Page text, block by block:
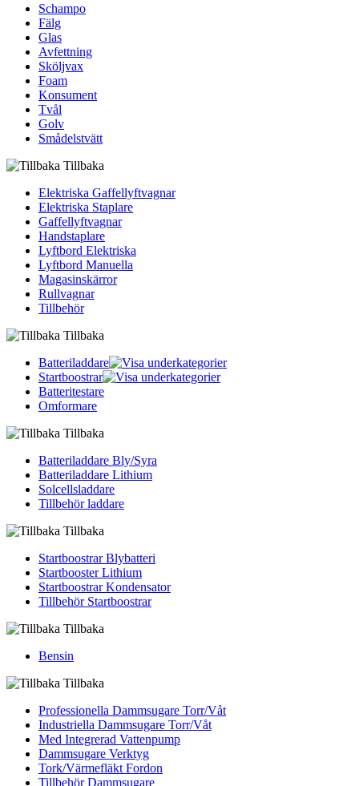
Schampo
Fälg
Glas
Avfettning
Sköljvax
Foam
Konsument
Tvål
Golv
Smådelstvätt
Tillbaka
Elektriska Gaffellyftvagnar
Elektriska Staplare
Gaffellyftvagnar
Handstaplare
Lyftbord Elektriska
Lyftbord Manuella
Magasinskärror
Rullvagnar
Tillbehör
Tillbaka
Batteriladdare
Startboostrar
Batteritestare
Omformare
Tillbaka
Batteriladdare Bly/Syra
Batteriladdare Lithium
Solcellsladdare
Tillbehör laddare
Tillbaka
Startboostrar Blybatteri
Startbooster Lithium
Startboostrar Kondensator
Tillbehör Startboostrar
Tillbaka
Bensin
Tillbaka
Professionella Dammsugare Torr/Våt
Industriella Dammsugare Torr/Våt
Med Integrerad Vattenpump
Dammsugare Verktyg
Tork/Värmefläkt Fordon
Tillbehör Dammsugare